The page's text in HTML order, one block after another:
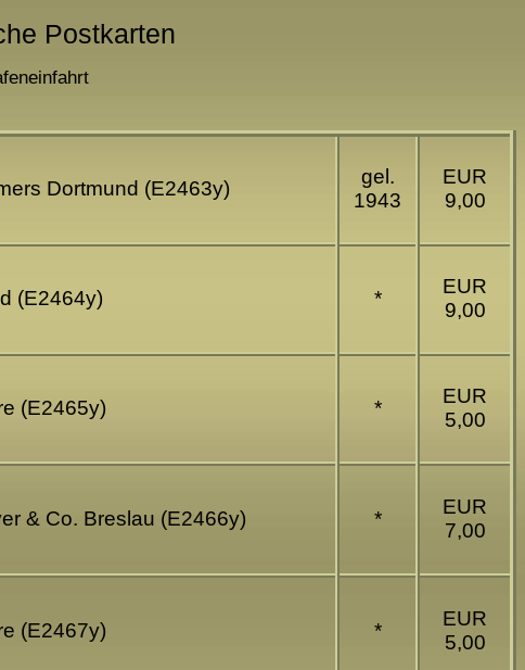
Postkarten
Dortmund (E2463y)
gel.
1943
EUR
9,00
(E2464y) *
EUR
9,00
(E2465y) *
EUR
5,00
& Co. Breslau (E2466y) *
EUR
7,00
(E2467y) *
EUR
5,00